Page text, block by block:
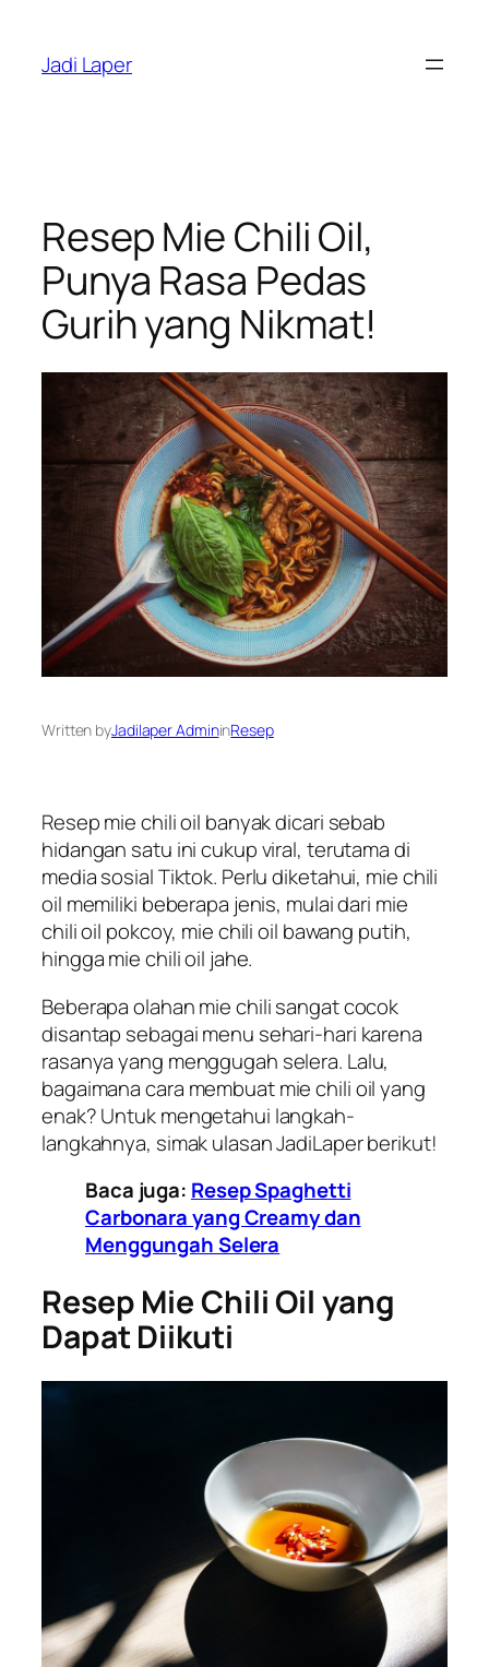
content
Jadi Laper
Resep Mie Chili Oil,
Punya Rasa Pedas
Gurih yang Nikmat!
Written byJadilaper AdmininResep
Resep mie chili oil banyak dicari sebab
hidangan satu ini cukup viral, terutama di
media sosial Tiktok. Perlu diketahui, mie chili
oil memiliki beberapa jenis, mulai dari mie
chili oil pokcoy, mie chili oil bawang putih,
hingga mie chili oil jahe.
Beberapa olahan mie chili sangat cocok
disantap sebagai menu sehari-hari karena
rasanya yang menggugah selera. Lalu,
bagaimana cara membuat mie chili oil yang
enak? Untuk mengetahui langkah-
langkahnya, simak ulasan JadiLaper berikut!
Baca juga: Resep Spaghetti
Carbonara yang Creamy dan
Menggungah Selera
Resep Mie Chili Oil yang
Dapat Diikuti